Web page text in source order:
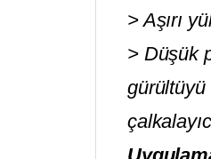
> Aşırı
> Düşük
gürültüyü